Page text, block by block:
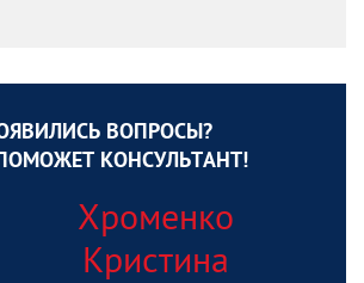
ВОПРОСЫ?
КОНСУЛЬТАНТ!
Хроменко
Кристина